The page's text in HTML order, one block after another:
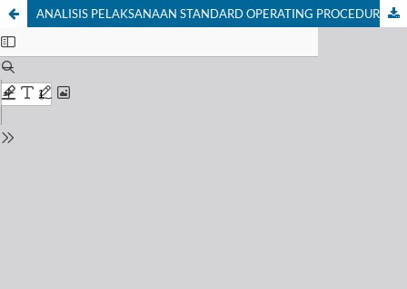
ANALISIS PELAKSANAAN STANDARD OPERATING PROCEDURE PENYADAPAN DARAH DONOR TERHADAP KUALITAS KOMPONEN DARAH